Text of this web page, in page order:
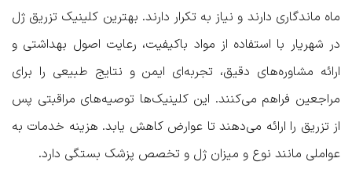
ماه ماندگاری دارند و نیاز به تکرار دارند. بهترین کلینیک تزریق ژل
در شهریار با استفاده از مواد باکیفیت، رعایت اصول بهداشتی و
ارائه مشاوره‌های دقیق، تجربه‌ای ایمن و نتایج طبیعی را برای
مراجعین فراهم می‌کنند. این کلینیک‌ها توصیه‌های مراقبتی پس
از تزریق را ارائه می‌دهند تا عوارض کاهش یابد. هزینه خدمات به
عواملی مانند نوع و میزان ژل و تخصص پزشک بستگی دارد.